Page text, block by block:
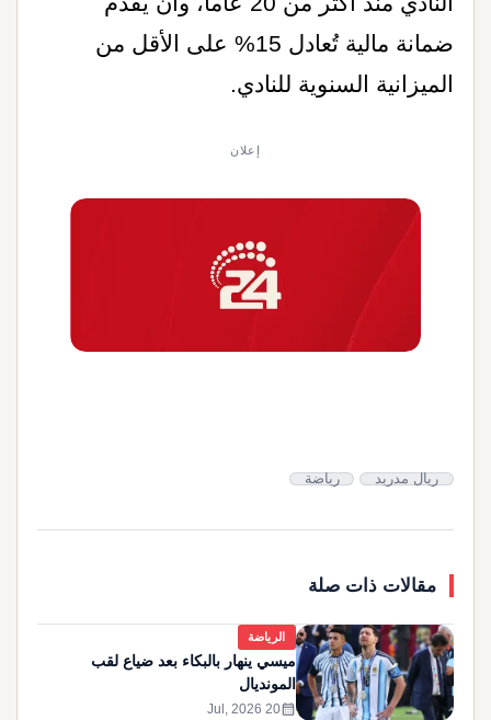
ضمانة مالية تُعادل 15% على الأقل من
الميزانية السنوية للنادي.
إعلان
ريال مدريد رياضة
مقالات ذات صلة
الرياضة
ميسي ينهار بالبكاء بعد ضياع لقب
المونديال
calendar_month
20 Jul, 2026